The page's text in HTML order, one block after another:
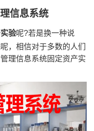
信息系统
验呢?若是换一种说
，相信对于多数的人们
理信息系统固定资产实